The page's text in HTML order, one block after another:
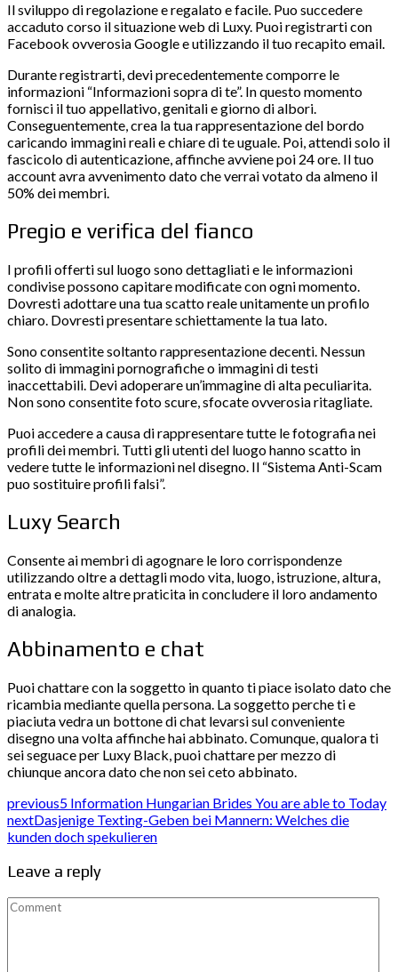
Il sviluppo di regolazione e regalato e facile. Puo succedere
accaduto corso il situazione web di Luxy. Puoi registrarti con
Facebook ovverosia Google e utilizzando il tuo recapito email.
Durante registrarti, devi precedentemente comporre le
informazioni “Informazioni sopra di te”. In questo momento
fornisci il tuo appellativo, genitali e giorno di albori.
Conseguentemente, crea la tua rappresentazione del bordo
caricando immagini reali e chiare di te uguale. Poi, attendi solo il
fascicolo di autenticazione, affinche avviene poi 24 ore. Il tuo
account avra avvenimento dato che verrai votato da almeno il
50% dei membri.
Pregio e verifica del fianco
I profili offerti sul luogo sono dettagliati e le informazioni
condivise possono capitare modificate con ogni momento.
Dovresti adottare una tua scatto reale unitamente un profilo
chiaro. Dovresti presentare schiettamente la tua lato.
Sono consentite soltanto rappresentazione decenti. Nessun
solito di immagini pornografiche o immagini di testi
inaccettabili. Devi adoperare un’immagine di alta peculiarita.
Non sono consentite foto scure, sfocate ovverosia ritagliate.
Puoi accedere a causa di rappresentare tutte le fotografia nei
profili dei membri. Tutti gli utenti del luogo hanno scatto in
vedere tutte le informazioni nel disegno. Il “Sistema Anti-Scam
puo sostituire profili falsi”.
Luxy Search
Consente ai membri di agognare le loro corrispondenze
utilizzando oltre a dettagli modo vita, luogo, istruzione, altura,
entrata e molte altre praticita in concludere il loro andamento
di analogia.
Abbinamento e chat
Puoi chattare con la soggetto in quanto ti piace isolato dato che
ricambia mediante quella persona. La soggetto perche ti e
piaciuta vedra un bottone di chat levarsi sul conveniente
disegno una volta affinche hai abbinato. Comunque, qualora ti
sei seguace per Luxy Black, puoi chattare per mezzo di
chiunque ancora dato che non sei ceto abbinato.
previous5 Information Hungarian Brides You are able to Today
nextDasjenige Texting-Geben bei Mannern: Welches die
kunden doch spekulieren
Leave a reply